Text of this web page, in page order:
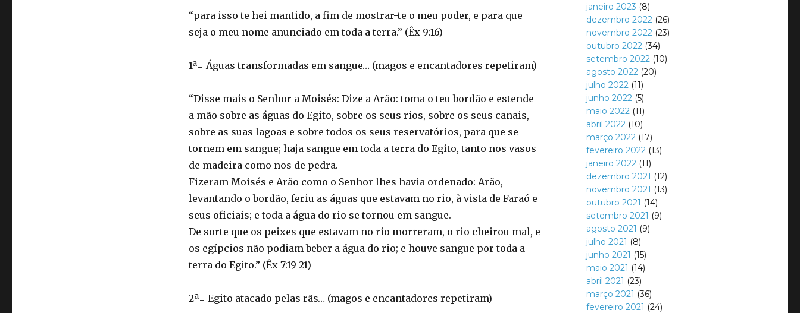
“para isso te hei mantido, a fim de mostrar-te o meu poder, e para que
seja o meu nome anunciado em toda a terra.” (Êx 9:16)
1ª= Águas transformadas em sangue… (magos e encantadores repetiram)
“Disse mais o Senhor a Moisés: Dize a Arão: toma o teu bordão e estende
a mão sobre as águas do Egito, sobre os seus rios, sobre os seus canais,
sobre as suas lagoas e sobre todos os seus reservatórios, para que se
tornem em sangue; haja sangue em toda a terra do Egito, tanto nos vasos
de madeira como nos de pedra.
Fizeram Moisés e Arão como o Senhor lhes havia ordenado: Arão,
levantando o bordão, feriu as águas que estavam no rio, à vista de Faraó e
seus oficiais; e toda a água do rio se tornou em sangue.
De sorte que os peixes que estavam no rio morreram, o rio cheirou mal, e
os egípcios não podiam beber a água do rio; e houve sangue por toda a
terra do Egito.” (Êx 7:19-21)
2ª= Egito atacado pelas rãs… (magos e encantadores repetiram)
janeiro 2023 (8)
dezembro 2022 (26)
novembro 2022 (23)
outubro 2022 (34)
setembro 2022 (10)
agosto 2022 (20)
julho 2022 (11)
junho 2022 (5)
maio 2022 (11)
abril 2022 (10)
março 2022 (17)
fevereiro 2022 (13)
janeiro 2022 (11)
dezembro 2021 (12)
novembro 2021 (13)
outubro 2021 (14)
setembro 2021 (9)
agosto 2021 (9)
julho 2021 (8)
junho 2021 (15)
maio 2021 (14)
abril 2021 (23)
março 2021 (36)
fevereiro 2021 (24)